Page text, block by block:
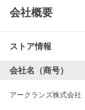
会社概要
ストア情報
会社名（商号）
アークランズ株式会社